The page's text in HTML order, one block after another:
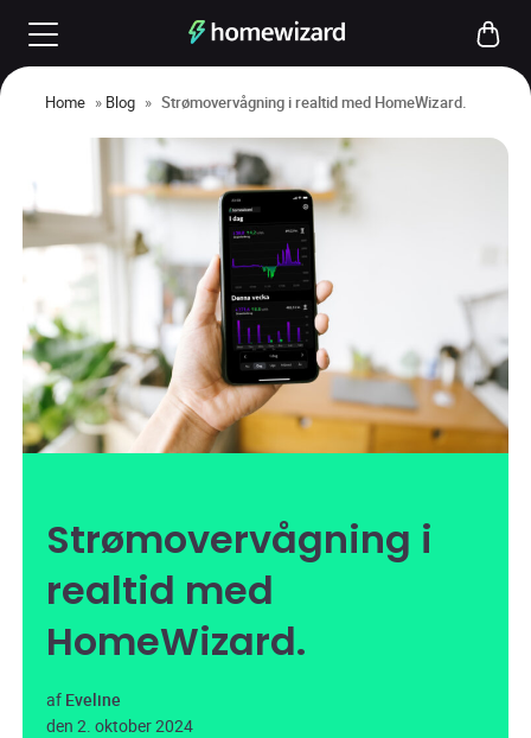
Home » Blog » Strømovervågning i realtid med HomeWizard.
Strømovervågning i
realtid med
HomeWizard.
af Eveline
den 2. oktober 2024